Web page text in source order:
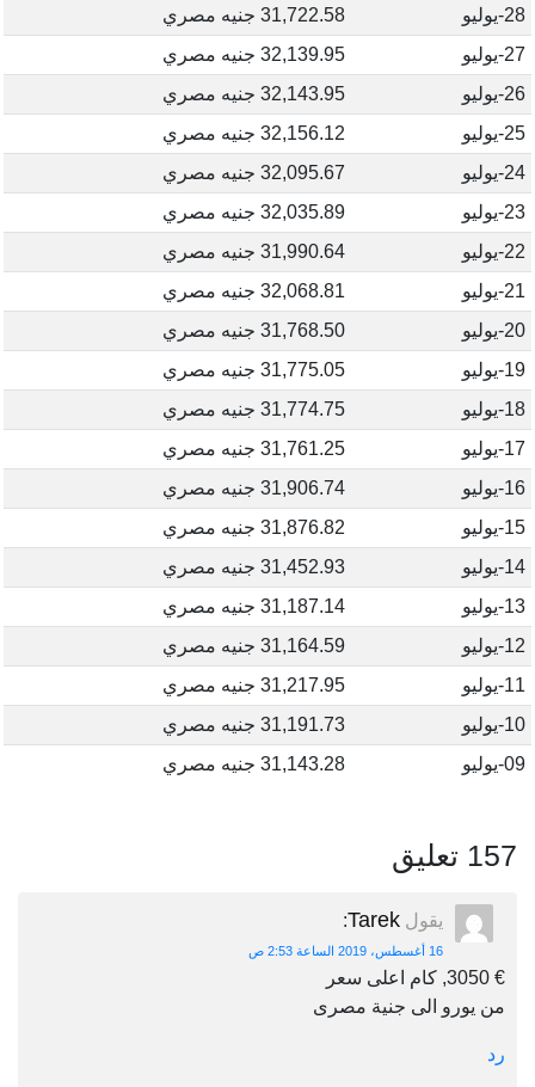
28-يوليو
31,722.58 جنيه مصري
27-يوليو
32,139.95 جنيه مصري
26-يوليو
32,143.95 جنيه مصري
25-يوليو
32,156.12 جنيه مصري
24-يوليو
32,095.67 جنيه مصري
23-يوليو
32,035.89 جنيه مصري
22-يوليو
31,990.64 جنيه مصري
21-يوليو
32,068.81 جنيه مصري
20-يوليو
31,768.50 جنيه مصري
19-يوليو
31,775.05 جنيه مصري
18-يوليو
31,774.75 جنيه مصري
17-يوليو
31,761.25 جنيه مصري
16-يوليو
31,906.74 جنيه مصري
15-يوليو
31,876.82 جنيه مصري
14-يوليو
31,452.93 جنيه مصري
13-يوليو
31,187.14 جنيه مصري
12-يوليو
31,164.59 جنيه مصري
11-يوليو
31,217.95 جنيه مصري
10-يوليو
31,191.73 جنيه مصري
09-يوليو
31,143.28 جنيه مصري
157 تعليق
يقول Tarek
:
16 أغسطس، 2019 الساعة 2:53 ص
€ 3050, كام اعلى سعر
من يورو الى جنية مصرى
رد